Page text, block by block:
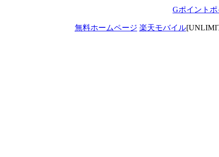
Gポイント
無料ホームページ 楽天モバイル